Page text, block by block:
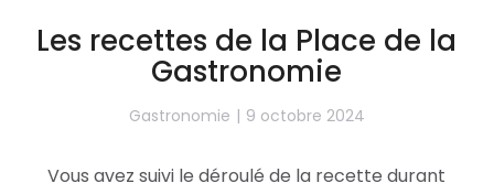
Les recettes de la Place de la
Gastronomie
Gastronomie 9 octobre 2024
Vous avez suivi le déroulé de la recette durant